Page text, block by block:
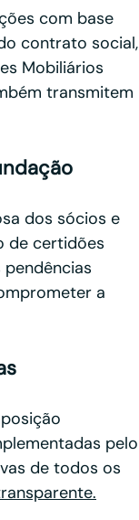
com base
contrato social,
Mobiliários
transmitem
dos sócios e
de certidões
a
pelo
de todos os